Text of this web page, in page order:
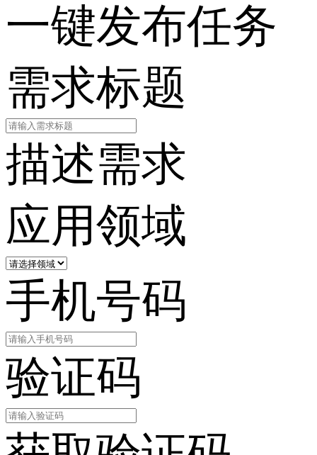
一键发布任务
需求标题
描述需求
应用领域
手机号码
验证码